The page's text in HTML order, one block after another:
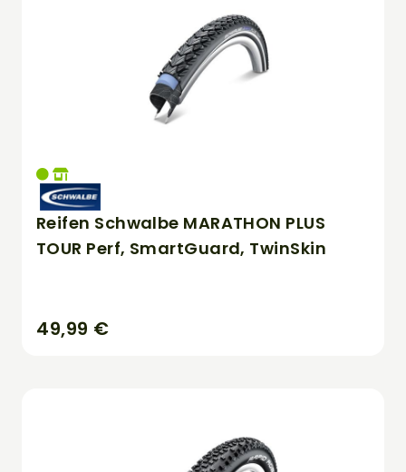
Reifen Schwalbe MARATHON PLUS
TOUR Perf, SmartGuard, TwinSkin
49,99 €